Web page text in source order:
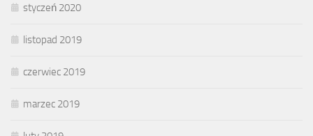
styczeń 2020
listopad 2019
czerwiec 2019
marzec 2019